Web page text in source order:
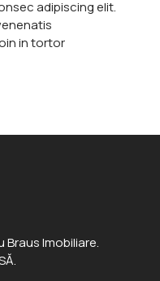
adipiscing elit.
in tortor
Imobiliare.